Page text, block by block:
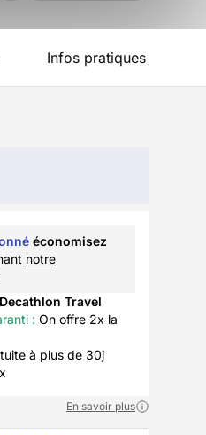
Infos pratiques
économisez
notre
Travel
: On offre 2x la
à plus de 30j
En savoir plus